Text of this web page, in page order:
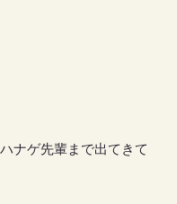
ナゲ先輩まで出てきて